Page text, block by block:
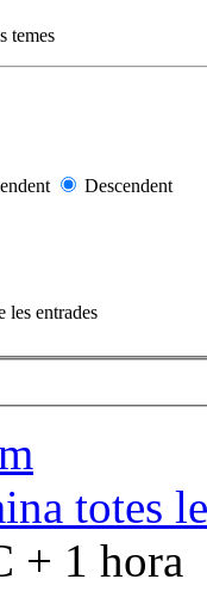
temes
Descendent
les entrades
totes
+ 1 hora